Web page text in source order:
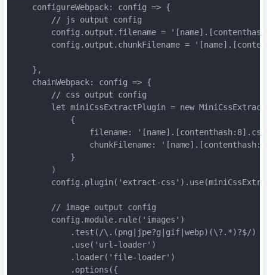
    configureWebpack: config => {
        // js output config
config.output.filename =
config.output.chunkFilename =
    },
    chainWebpack: config => {
        // css output config
let miniCssExtractPlugin = new
            {
filename:
chunkFilename:
            }
        )
config.plugin('extract-
        // image output config
        config.module.rule('images')
            .test(/\.(png|jpe?g|gif|webp)(\?.*)?$/)
            .use('url-loader')
            .loader('file-loader')
            .options({